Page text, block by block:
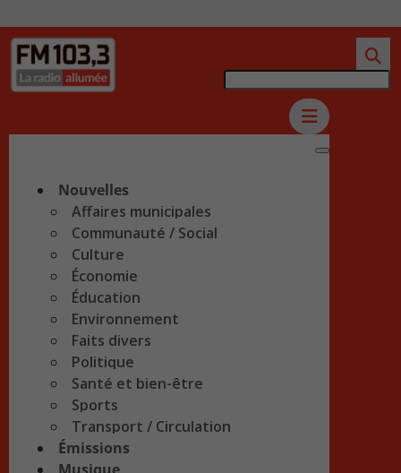
Nouvelles
Affaires municipales
Communauté / Social
Culture
Économie
Éducation
Environnement
Faits divers
Politique
Santé et bien-être
Sports
Transport / Circulation
Émissions